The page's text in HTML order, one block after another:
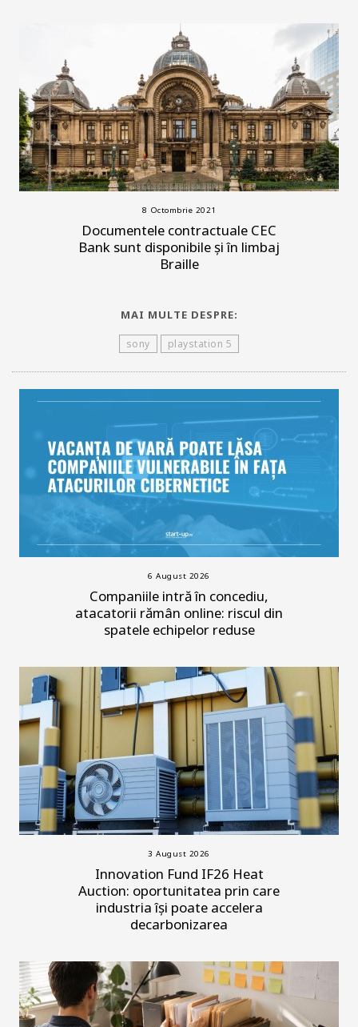
8 Octombrie 2021
Documentele contractuale CEC
Bank sunt disponibile și în limbaj
Braille
MAI MULTE DESPRE:
sony playstation 5
6 August 2026
Companiile intră în concediu,
atacatorii rămân online: riscul din
spatele echipelor reduse
3 August 2026
Innovation Fund IF26 Heat
Auction: oportunitatea prin care
industria își poate accelera
decarbonizarea